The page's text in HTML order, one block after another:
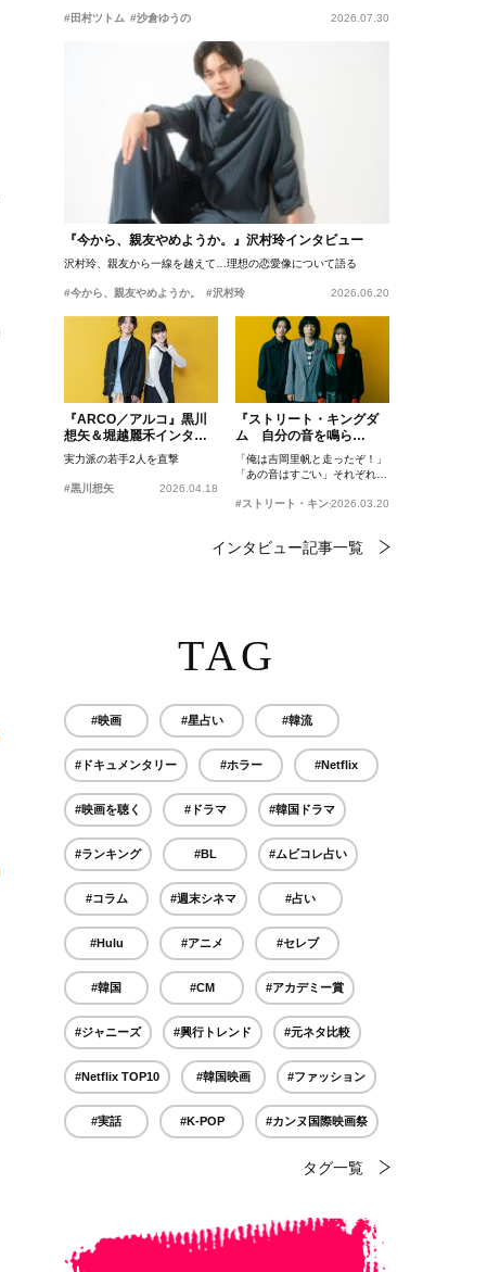
#田村ツトム #沙倉ゆうの 2026.07.30
『今から、親友やめようか。』沢村玲インタビュー
沢村玲、親友から一線を越えて…理想の恋愛像について語る
#今から、親友やめようか。 #沢村玲 2026.06.20
『ARCO／アルコ』黒川
想矢＆堀越麗禾インタビ
ュー
実力派の若手2人を直撃
#黒川想矢 2026.04.18
『ストリート・キングダ
ム 自分の音を鳴ら
せ。』峯田和伸、若葉竜
也、吉岡里帆インタビュ
ー
「俺は吉岡里帆と走ったぞ！」
「あの音はすごい」それぞれの
#ストリート・キングダム 自分の音を鳴らせ。
2026.03.20
インタビュー記事一覧
TAG
#映画 #星占い #韓流
#ドキュメンタリー #ホラー #Netflix
#映画を聴く #ドラマ #韓国ドラマ
#ランキング #BL #ムビコレ占い
#コラム #週末シネマ #占い
#Hulu #アニメ #セレブ
#韓国 #CM #アカデミー賞
#ジャニーズ #興行トレンド #元ネタ比較
#Netflix TOP10 #韓国映画 #ファッション
#実話 #K-POP #カンヌ国際映画祭
タグ一覧